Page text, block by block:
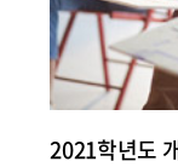
학년도 개강총